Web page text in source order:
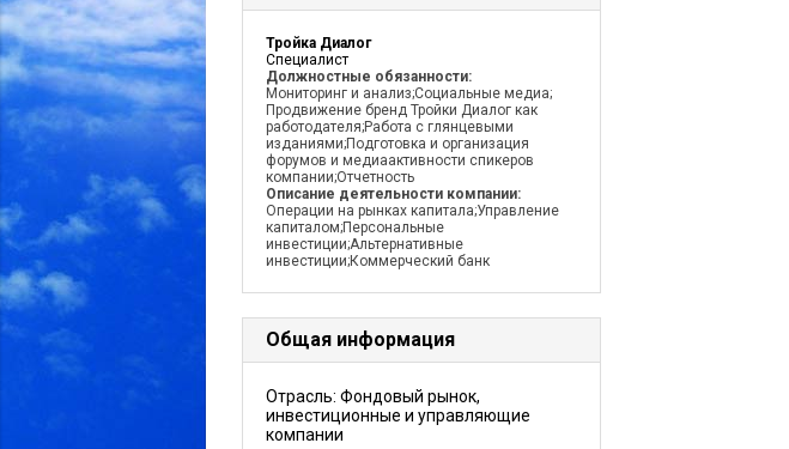
Тройка Диалог
Специалист
Должностные обязанности:
Мониторинг и анализ;Социальные медиа;
Продвижение бренд Тройки Диалог как
работодателя;Работа с глянцевыми
изданиями;Подготовка и организация
форумов и медиаактивности спикеров
компании;Отчетность
Описание деятельности компании:
Операции на рынках капитала;Управление
капиталом;Персональные
инвестиции;Альтернативные
инвестиции;Коммерческий банк
Общая информация
Отрасль: Фондовый рынок,
инвестиционные и управляющие
компании